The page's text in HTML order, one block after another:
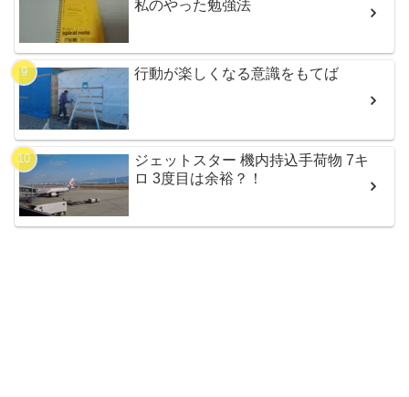
私のやった勉強法
行動が楽しくなる意識をもてば
ジェットスター 機内持込手荷物 7キ
ロ 3度目は余裕？！